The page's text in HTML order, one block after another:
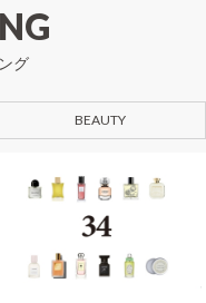
グ
BEAUTY